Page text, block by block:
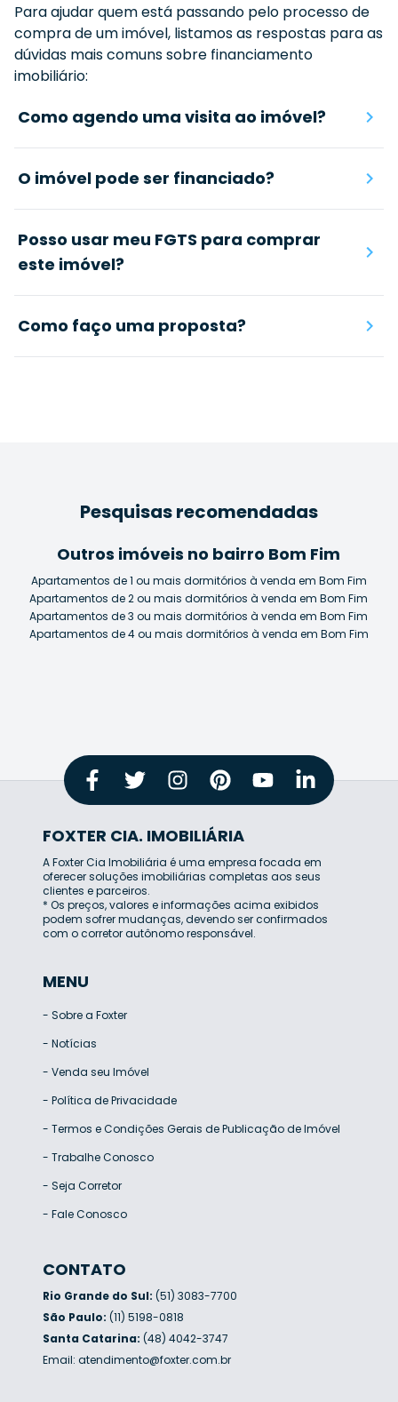
Para ajudar quem está passando pelo processo de
compra de um imóvel, listamos as respostas para as
dúvidas mais comuns sobre financiamento
imobiliário:
Como agendo uma visita ao imóvel?
O imóvel pode ser financiado?
Posso usar meu FGTS para comprar
este imóvel?
Como faço uma proposta?
Pesquisas recomendadas
Outros imóveis no bairro Bom Fim
Apartamentos de 1 ou mais dormitórios à venda em Bom Fim
Apartamentos de 2 ou mais dormitórios à venda em Bom Fim
Apartamentos de 3 ou mais dormitórios à venda em Bom Fim
Apartamentos de 4 ou mais dormitórios à venda em Bom Fim
FOXTER CIA. IMOBILIÁRIA
A Foxter Cia Imobiliária é uma empresa focada em
oferecer soluções imobiliárias completas aos seus
clientes e parceiros.
* Os preços, valores e informações acima exibidos
podem sofrer mudanças, devendo ser confirmados
com o corretor autônomo responsável.
MENU
- Sobre a Foxter
- Notícias
- Venda seu Imóvel
- Política de Privacidade
- Termos e Condições Gerais de Publicação de Imóvel
- Trabalhe Conosco
- Seja Corretor
- Fale Conosco
CONTATO
Rio Grande do Sul: (51) 3083-7700
São Paulo: (11) 5198-0818
Santa Catarina: (48) 4042-3747
Email: atendimento@foxter.com.br